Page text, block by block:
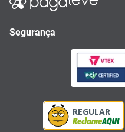
Segurança